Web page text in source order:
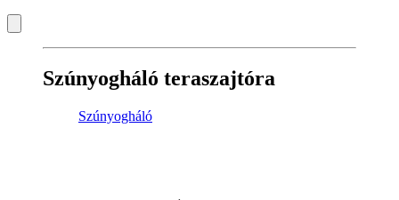
Szúnyogháló teraszajtóra
Szúnyogháló